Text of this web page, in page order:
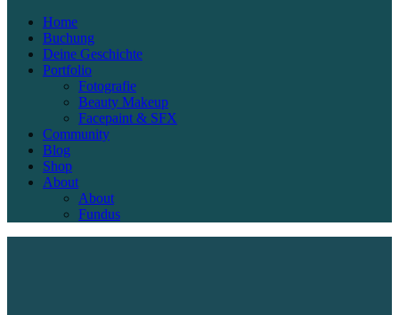
Home
Buchung
Deine Geschichte
Portfolio
Fotografie
Beauty Makeup
Facepaint & SFX
Community
Blog
Shop
About
About
Fundus